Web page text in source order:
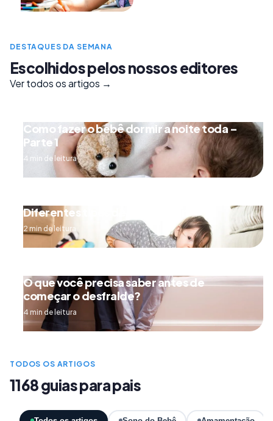
DESTAQUES DA SEMANA
Escolhidos pelos nossos editores
Ver todos os artigos →
Como fazer o bebê dormir a noite toda –
Parte 1
4 min de leitura
Diferentes tipos de engatinhar
2 min de leitura
O que você precisa saber antes de
começar o desfralde?
4 min de leitura
TODOS OS ARTIGOS
1168 guias para pais